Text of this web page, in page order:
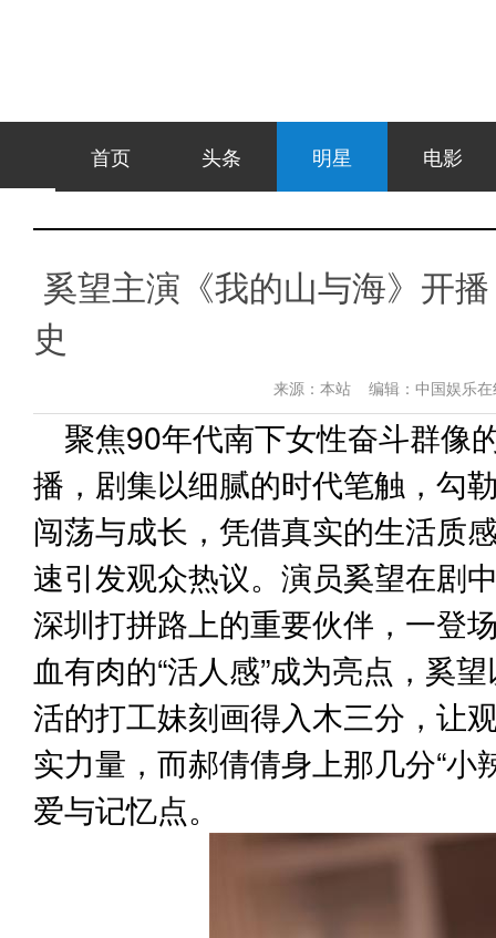
首页 头条 明星 电影
奚望主演《我的山与海》开
史
来源： 本站 编辑： 中国娱乐
聚焦90年代南下女性奋斗群像
播，剧集以细腻的时代笔触，勾
闯荡与成长，凭借真实的生活质
速引发观众热议。演员奚望在剧
深圳打拼路上的重要伙伴，一登
血有肉的“活人感”成为亮点，奚
活的打工妹刻画得入木三分，让
实力量，而郝倩倩身上那几分“小
爱与记忆点。